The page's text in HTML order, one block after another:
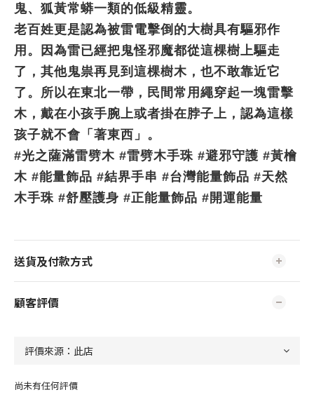
鬼、狐黃常蟒一類的低級精靈。
老百姓更是認為被雷電擊倒的大樹具有驅邪作
用。因為雷已經把鬼怪邪魔都從這棵樹上驅走
了，其他鬼祟再見到這棵樹木，也不敢靠近它
了。所以在東北一帶，民間常用繩穿起一塊雷擊
木，戴在小孩手腕上或者掛在脖子上，認為這樣
孩子就不會「著東西」。
#光之薩滿雷劈木 #雷劈木手珠 #避邪守護 #黃檜
木 #能量飾品 #結界手串 #台灣能量飾品 #天然
木手珠 #舒壓護身 #正能量飾品 #開運能量
送貨及付款方式
顧客評價
尚未有任何評價